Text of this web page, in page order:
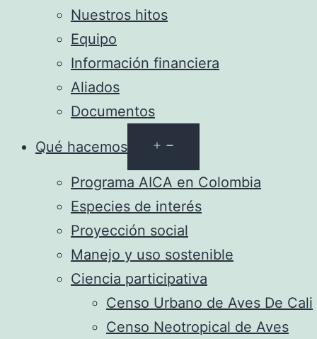
Nuestros hitos
Equipo
Información financiera
Aliados
Documentos
Qué hacemos
el
menú
Programa AICA en Colombia
Especies de interés
Proyección social
Manejo y uso sostenible
Ciencia participativa
Censo Urbano de Aves De Cali
Censo Neotropical de Aves